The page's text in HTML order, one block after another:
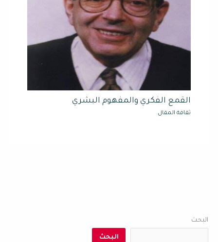
القمع الفكري والمفهوم البشري
ثقافة المقال
البحث
البحث